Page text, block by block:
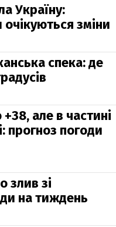
Україну:
зміни
спека: де
але в частині
прогноз погоди
злив зі
на тиждень